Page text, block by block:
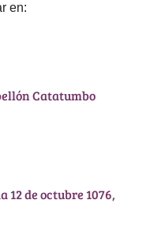
en:
Catatumbo
de octubre 1076,